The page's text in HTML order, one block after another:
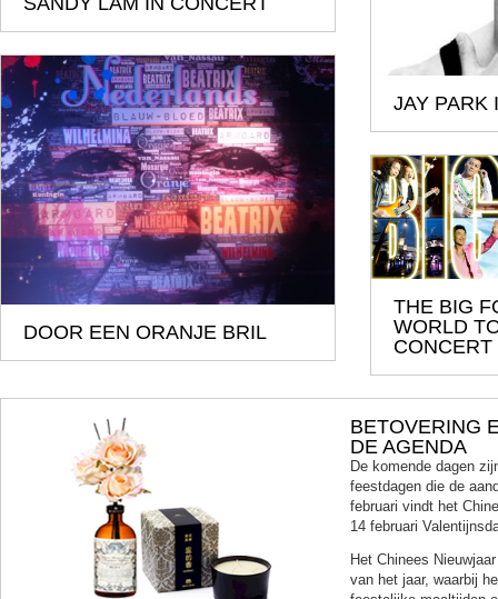
JAY PARK
DOOR EEN ORANJE BRIL
THE BIG
WORLD
CONCERT
BETOVERING
DE AGENDA
De komende dagen
feestdagen die de
februari vindt het
14 februari
Het Chinees
van het jaar, waarbij